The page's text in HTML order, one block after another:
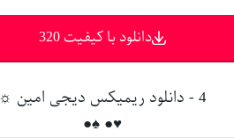
دانلود با کیفیت 320
4 - دانلود ریمیکس دیجی امین ☼
♥● ♠●